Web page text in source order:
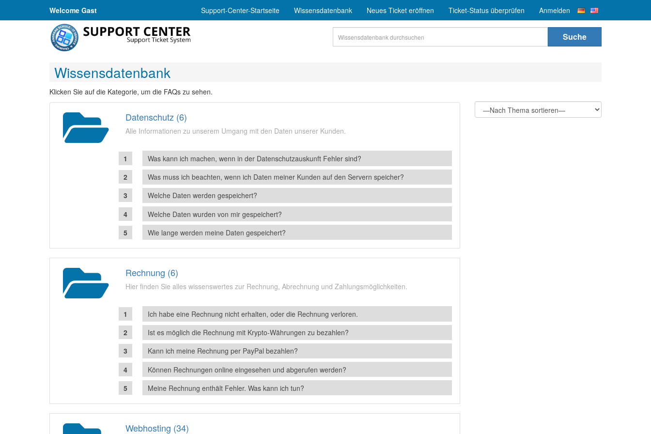
Welcome Gast Support-Center-Startseite Wissensdatenbank Neues Ticket eröffnen Ticket-Status überprüfen Anmelden
Suche
Wissensdatenbank
Klicken Sie auf die Kategorie, um die FAQs zu sehen.
Datenschutz (6)
Alle Informationen zu unserem Umgang mit den Daten unserer Kunden.
Was kann ich machen, wenn in der Datenschutzauskunft Fehler sind?
Was muss ich beachten, wenn ich Daten meiner Kunden auf den Servern speicher?
Welche Daten werden gespeichert?
Welche Daten wurden von mir gespeichert?
Wie lange werden meine Daten gespeichert?
Rechnung (6)
Hier finden Sie alles wissenswertes zur Rechnung, Abrechnung und Zahlungsmöglichkeiten.
Ich habe eine Rechnung nicht erhalten, oder die Rechnung verloren.
Ist es möglich die Rechnung mit Krypto-Währungen zu bezahlen?
Kann ich meine Rechnung per PayPal bezahlen?
Können Rechnungen online eingesehen und abgerufen werden?
Meine Rechnung enthält Fehler. Was kann ich tun?
Webhosting (34)